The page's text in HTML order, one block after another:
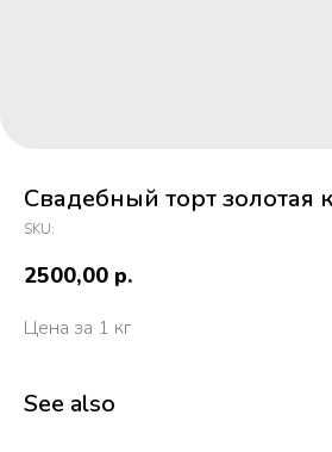
Свадебный торт золотая
SKU:
2500,00 р.
Цена за 1 кг
See also